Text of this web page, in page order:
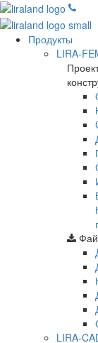
Продукты
LIRA-
LIRA-